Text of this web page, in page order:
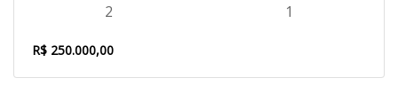
2 1
R$ 250.000,00